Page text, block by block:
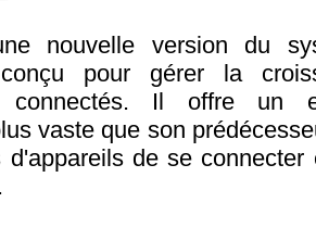
nouvelle version du
conçu pour gérer la
connectés. Il offre un
vaste que son
d'appareils de se connecter